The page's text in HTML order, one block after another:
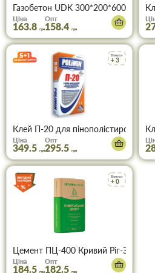
Газобетон UDK 300*200*600
Ціна
163.8 грн
Опт
158.4 грн
Бонуси
+ 3
Клей П-20 для пінополістиролу та
Ціна
349.5 грн
Опт
295.5 грн
Бонуси
+ 0
Цемент ПЦ-400 Кривий Ріг-Завод
Ціна
184.5 грн
Опт
182.5 грн